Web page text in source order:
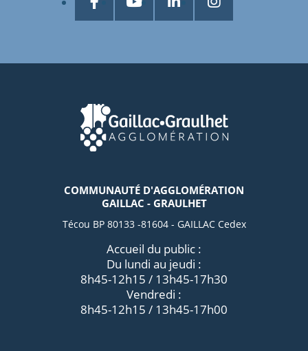
COMMUNAUTÉ D'AGGLOMÉRATION
GAILLAC - GRAULHET
Técou BP 80133 -81604 - GAILLAC Cedex
Accueil du public :
Du lundi au jeudi :
8h45-12h15 / 13h45-17h30
Vendredi :
8h45-12h15 / 13h45-17h00